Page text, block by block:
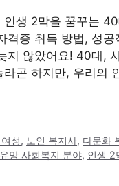
생 2막을 꿈꾸는
격증 취득 방법, 성
지 않았어요! 40대,
곤 하지만, 우리의
성, 노인 복지사, 다문화
유망 사회복지 분야, 인생 2